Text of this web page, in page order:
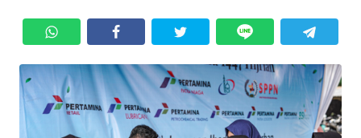
SERBA-
SERBI
OPINI
Informasi